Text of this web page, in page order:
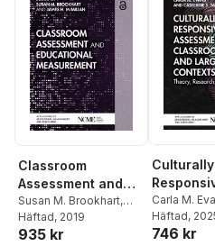
Classroom
Assessment and
Educational
Measurement
Susan M. Brookhart,
James H. McMillan
Häftad, 2019
935 kr
Culturally
Large-
Carla M.
Catherine
Häftad,
746 kr